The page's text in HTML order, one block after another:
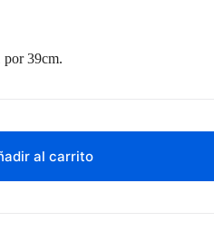
por 39cm.
al carrito